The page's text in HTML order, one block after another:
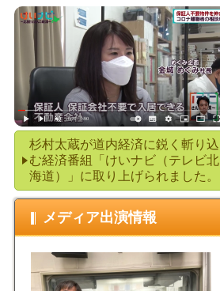
杉村太蔵が道内経済に鋭く斬り込
む経済番組「けいナビ（テレビ北
海道）」に取り上げられました。
メディア出演情報